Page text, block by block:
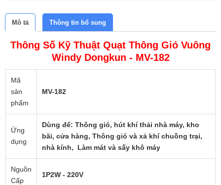
Mô tả Thông tin bổ sung
Thông Số Kỹ Thuật Quạt Thông Gió Vuông
Windy Dongkun - MV-182
Mã
sản
phẩm
MV-182
Ứng
dụng
Dùng để: Thông gió, hút khí thải nhà máy, kho
bãi, cửa hàng, Thông gió và xả khí chuồng trại,
nhà kính, Làm mát và sấy khô máy
Nguồn
Cấp
1P2W - 220V